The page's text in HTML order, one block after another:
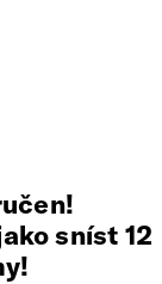
sníst 12